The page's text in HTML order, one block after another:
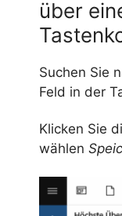
über
Suchen Sie
Feld in der
Klicken Sie
wählen